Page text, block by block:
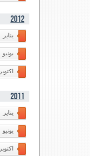
2012
يناير
يونيو
اكتوبر
2011
يناير
يونيو
اكتوبر